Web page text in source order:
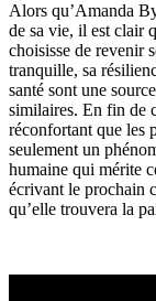
Alors qu’Amanda
de sa vie, il est clair
choisisse de revenir
tranquille, sa
santé sont une
similaires. En fin de
réconfortant que les
seulement un
humaine qui mérite
écrivant le prochain
qu’elle trouvera la